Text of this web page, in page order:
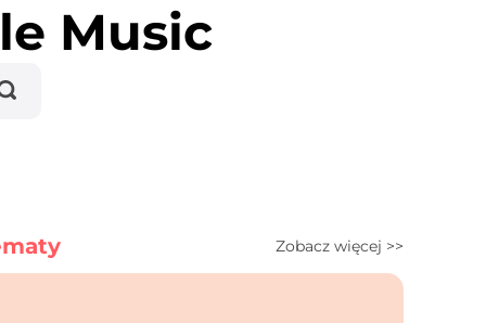
Music
Zobacz więcej >>